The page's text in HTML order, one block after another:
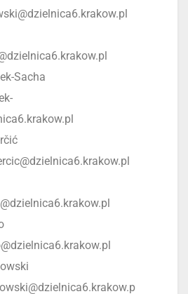
Lukaj
Sacha
Perčić
Płaza
Pytko